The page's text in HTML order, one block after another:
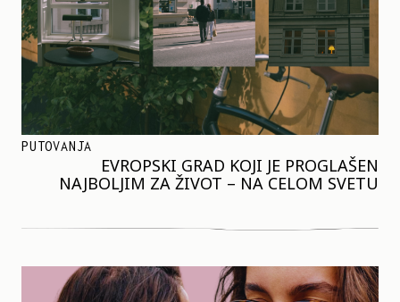
PUTOVANJA
EVROPSKI GRAD KOJI JE PROGLAŠEN
NAJBOLJIM ZA ŽIVOT – NA CELOM SVETU